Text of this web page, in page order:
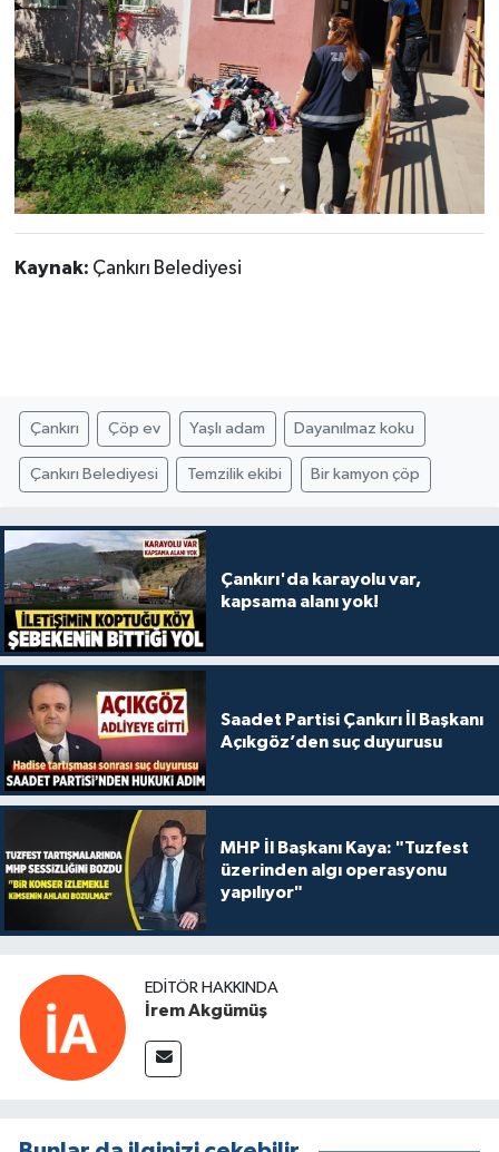
Kaynak: Çankırı Belediyesi
Çankırı Çöp ev Yaşlı adam Dayanılmaz koku
Çankırı Belediyesi Temzilik ekibi Bir kamyon çöp
Çankırı'da karayolu var,
kapsama alanı yok!
Saadet Partisi Çankırı İl Başkanı
Açıkgöz’den suç duyurusu
MHP İl Başkanı Kaya: "Tuzfest
üzerinden algı operasyonu
yapılıyor"
EDITÖR HAKKINDA
İrem Akgümüş